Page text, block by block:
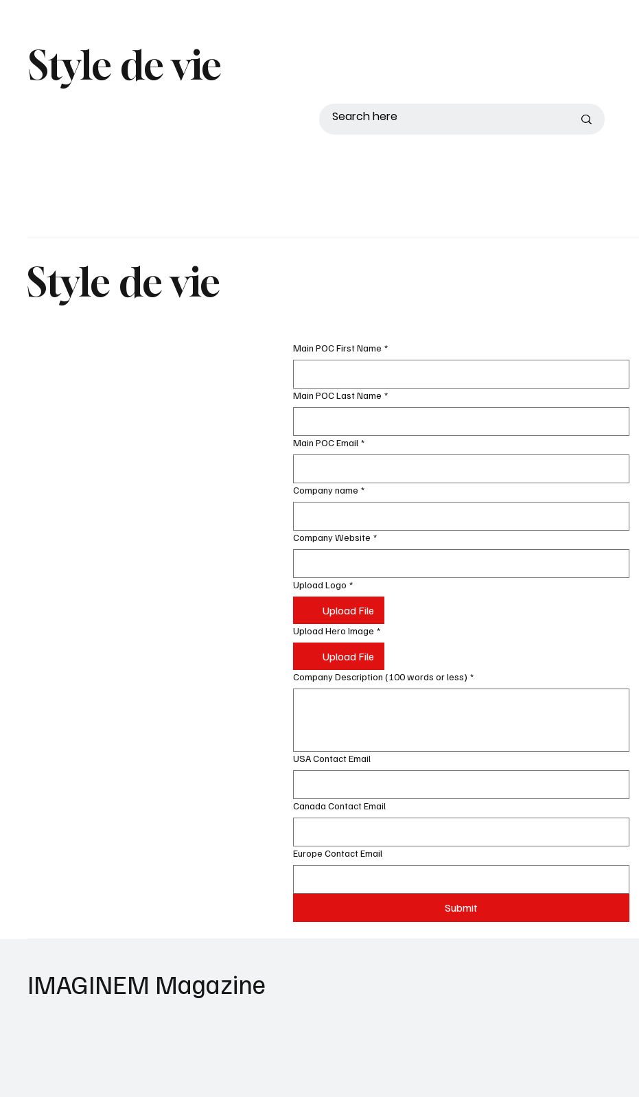
Style de vie
Style de vie
Main POC First Name *
Main POC Last Name *
Main POC Email *
Company name *
Company Website *
Upload Logo *
Upload File
Upload Hero Image *
Upload File
Company Description (100 words or less) *
USA Contact Email
Canada Contact Email
Europe Contact Email
Submit
IMAGINEM Magazine